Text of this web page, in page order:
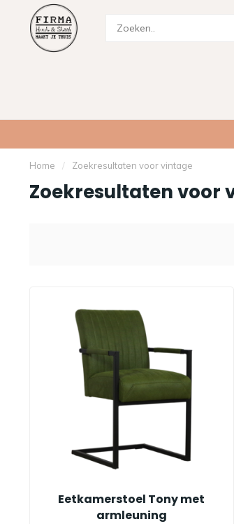
Home / Zoekresultaten voor vintage
Zoekresultaten voor
Eetkamerstoel Tony met
armleuning